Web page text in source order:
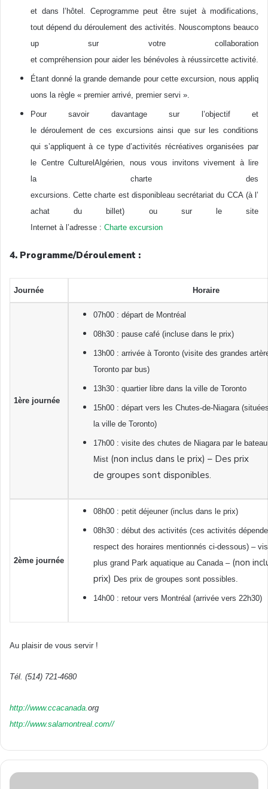
et dans l’hôtel. Ceprogramme peut être sujet à modifications,
tout dépend du déroulement des activités. Nouscomptons beauco
up sur votre collaboration
et compréhension pour aider les bénévoles à réussircette activité.
Étant donné la grande demande pour cette excursion, nous appliq
uons la règle « premier arrivé, premier servi ».
Pour savoir davantage sur l’objectif et
le déroulement de ces excursions ainsi que sur les conditions
qui s’appliquent à ce type d’activités récréatives organisées par
le Centre CulturelAlgérien, nous vous invitons vivement à lire
la charte des
excursions. Cette charte est disponibleau secrétariat du CCA (à l’
achat du billet) ou sur le site
Internet à l’adresse : Charte excursion
4. Programme/Déroulement :
Journée Horaire
1ère journée
07h00 : départ de Montréal
08h30 : pause café (incluse dans le prix)
13h00 : arrivée à Toronto (visite des grandes
Toronto par bus)
13h30 : quartier libre dans la ville de Toronto
15h00 : départ vers les Chutes-de-Niagara
la ville de Toronto)
17h00 : visite des chutes de Niagara par le
Mist (non inclus dans le prix) – Des prix
de groupes sont disponibles.
2ème journée
08h00 : petit déjeuner (inclus dans le prix)
08h30 : début des activités (ces activités
respect des horaires mentionnés ci-dessous) –
plus grand Park aquatique au Canada – (non
prix) Des prix de groupes sont possibles.
14h00 : retour vers Montréal (arrivée vers 22h30)
Au plaisir de vous servir !
Tél. (514) 721-4680
http://www.ccacanada. org
http://www.salamontreal.com//